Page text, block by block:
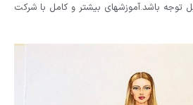
توجه باشد.آموزشهای بیشتر و کامل با شرکت